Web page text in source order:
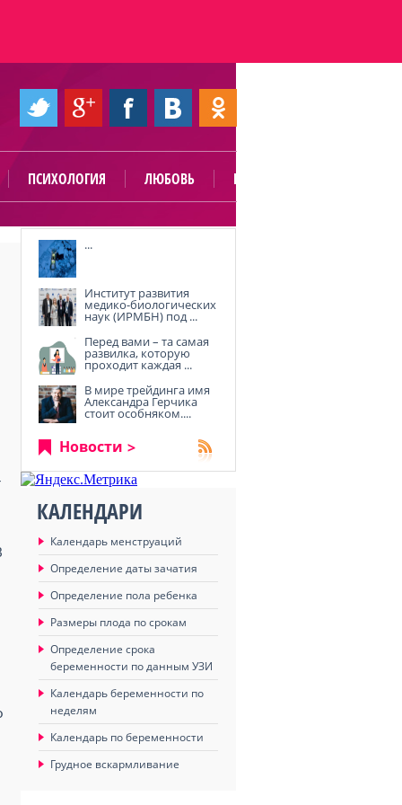
ПСИХОЛОГИЯ ЛЮБОВЬ ПОЛЕЗНО
...
Институт развития
медико-биологических
наук (ИРМБН) под ...
Перед вами – та самая
развилка, которую
проходит каждая ...
В мире трейдинга имя
Александра Герчика
стоит особняком....
Новости
КАЛЕНДАРИ
Календарь менструаций
Определение даты зачатия
Определение пола ребенка
Размеры плода по срокам
Определение срока
беременности по данным УЗИ
Календарь беременности по
неделям
Календарь по беременности
Грудное вскармливание